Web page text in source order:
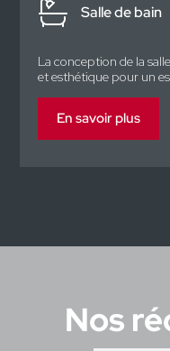
Salle de bain
La conception de la
et esthétique pour un
En savoir plus
Nos